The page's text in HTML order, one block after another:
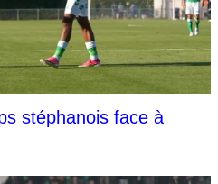
stéphanois face à